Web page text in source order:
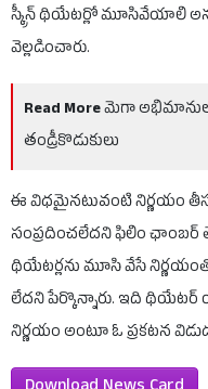
స్క్రీన్ థియేటర్లో మూసివేయాలి
వెల్లడించారు.
Read Moreమెగా
తండ్రీకొడుకులు
ఈ విధమైనటువంటి నిర్ణయం
సంప్రదించలేదని ఫిలిం ఛాంబర్
థియేటర్లను మూసి వేసే
లేదని పేర్కొన్నారు. ఇది థియేటర్
నిర్ణయం అంటూ ఓ ప్రకటన